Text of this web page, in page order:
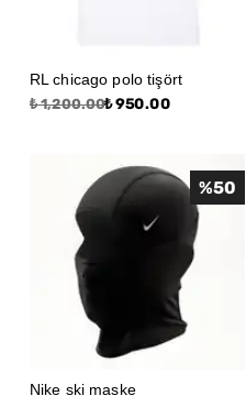
RL chicago polo tişört
₺ 1,200.00₺ 950.00
Nike ski maske
%50